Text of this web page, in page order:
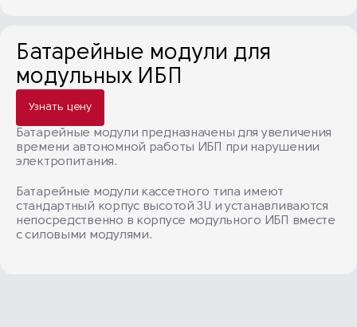
Батарейные модули для
модульных ИБП
Узнать цену
Батарейные модули предназначены для увеличения
времени автономной работы ИБП при нарушении
электропитания.
Батарейные модули кассетного типа имеют
стандартный корпус высотой 3U и устанавливаются
непосредственно в корпусе модульного ИБП вместе
с силовыми модулями.